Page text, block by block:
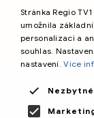
Stránka Regio
umožnila
personalizaci a
souhlas.
nastavení.Více
Nezbytné